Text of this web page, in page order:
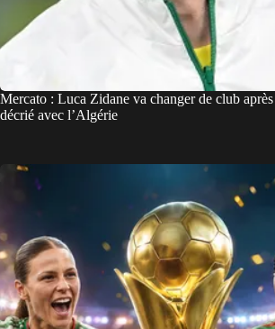
Mercato : Luca Zidane va changer de club
décrié avec l’Algérie